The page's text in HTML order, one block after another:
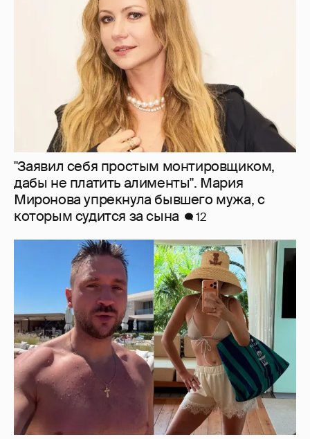
"Заявил себя простым монтировщиком,
дабы не платить алименты". Мария
Миронова упрекнула бывшего мужа, с
которым судится за сына
12